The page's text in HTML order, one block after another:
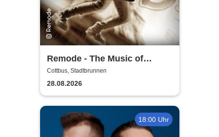
Remode - The Music of
Depeche Mode
Cottbus, Stadtbrunnen
28.08.2026
18:00 Uhr